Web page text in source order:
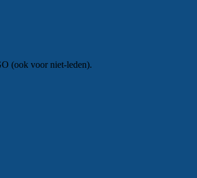
(ook voor niet-leden).